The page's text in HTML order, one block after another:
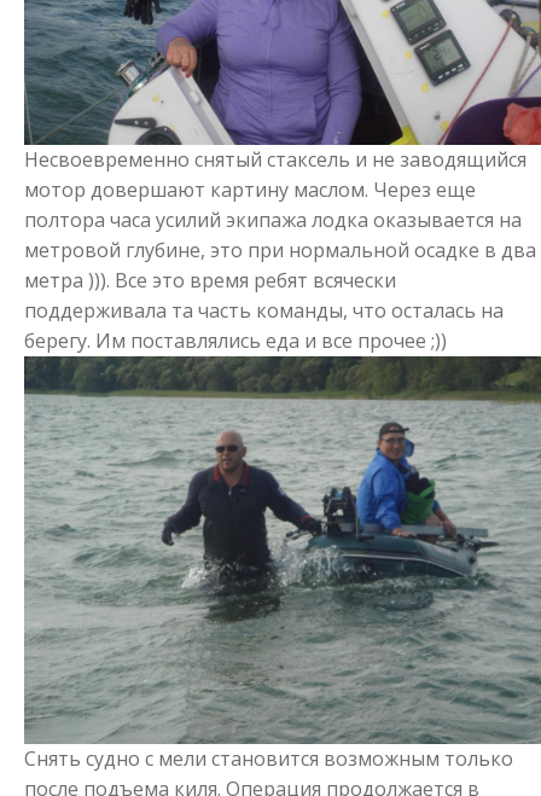
Несвоевременно снятый стаксель и не заводящийся
мотор довершают картину маслом. Через еще
полтора часа усилий экипажа лодка оказывается на
метровой глубине, это при нормальной осадке в два
метра ))). Все это время ребят всячески
поддерживала та часть команды, что осталась на
берегу. Им поставлялись еда и все прочее ;))
Снять судно с мели становится возможным только
после подъема киля. Операция продолжается в